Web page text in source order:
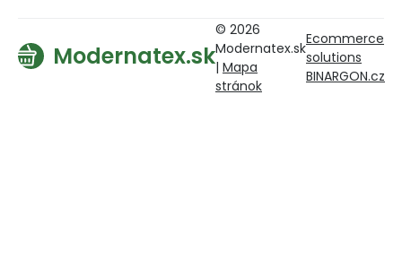
Modernatex.sk
© 2026
Modernatex.sk
| Mapa
stránok
Ecommerce
solutions
BINARGON.cz